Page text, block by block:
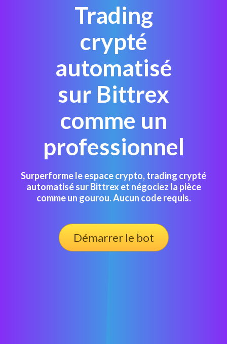
Trading
crypté
automatisé
sur Bittrex
comme un
professionnel
Surperforme le espace crypto, trading crypté
automatisé sur Bittrex et négociez la pièce
comme un gourou. Aucun code requis.
Démarrer le bot